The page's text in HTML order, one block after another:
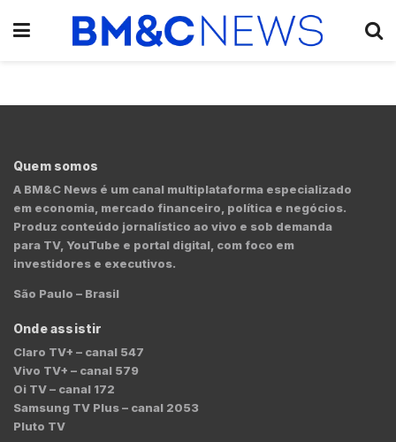
Quem somos
A BM&C News é um canal multiplataforma especializado
em economia, mercado financeiro, política e negócios.
Produz conteúdo jornalístico ao vivo e sob demanda
para TV, YouTube e portal digital, com foco em
investidores e executivos.
São Paulo – Brasil
Onde assistir
Claro TV+ – canal 547
Vivo TV+ – canal 579
Oi TV – canal 172
Samsung TV Plus – canal 2053
Pluto TV